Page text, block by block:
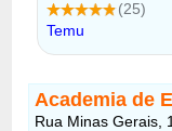
Academia de
Rua Minas Gerais,